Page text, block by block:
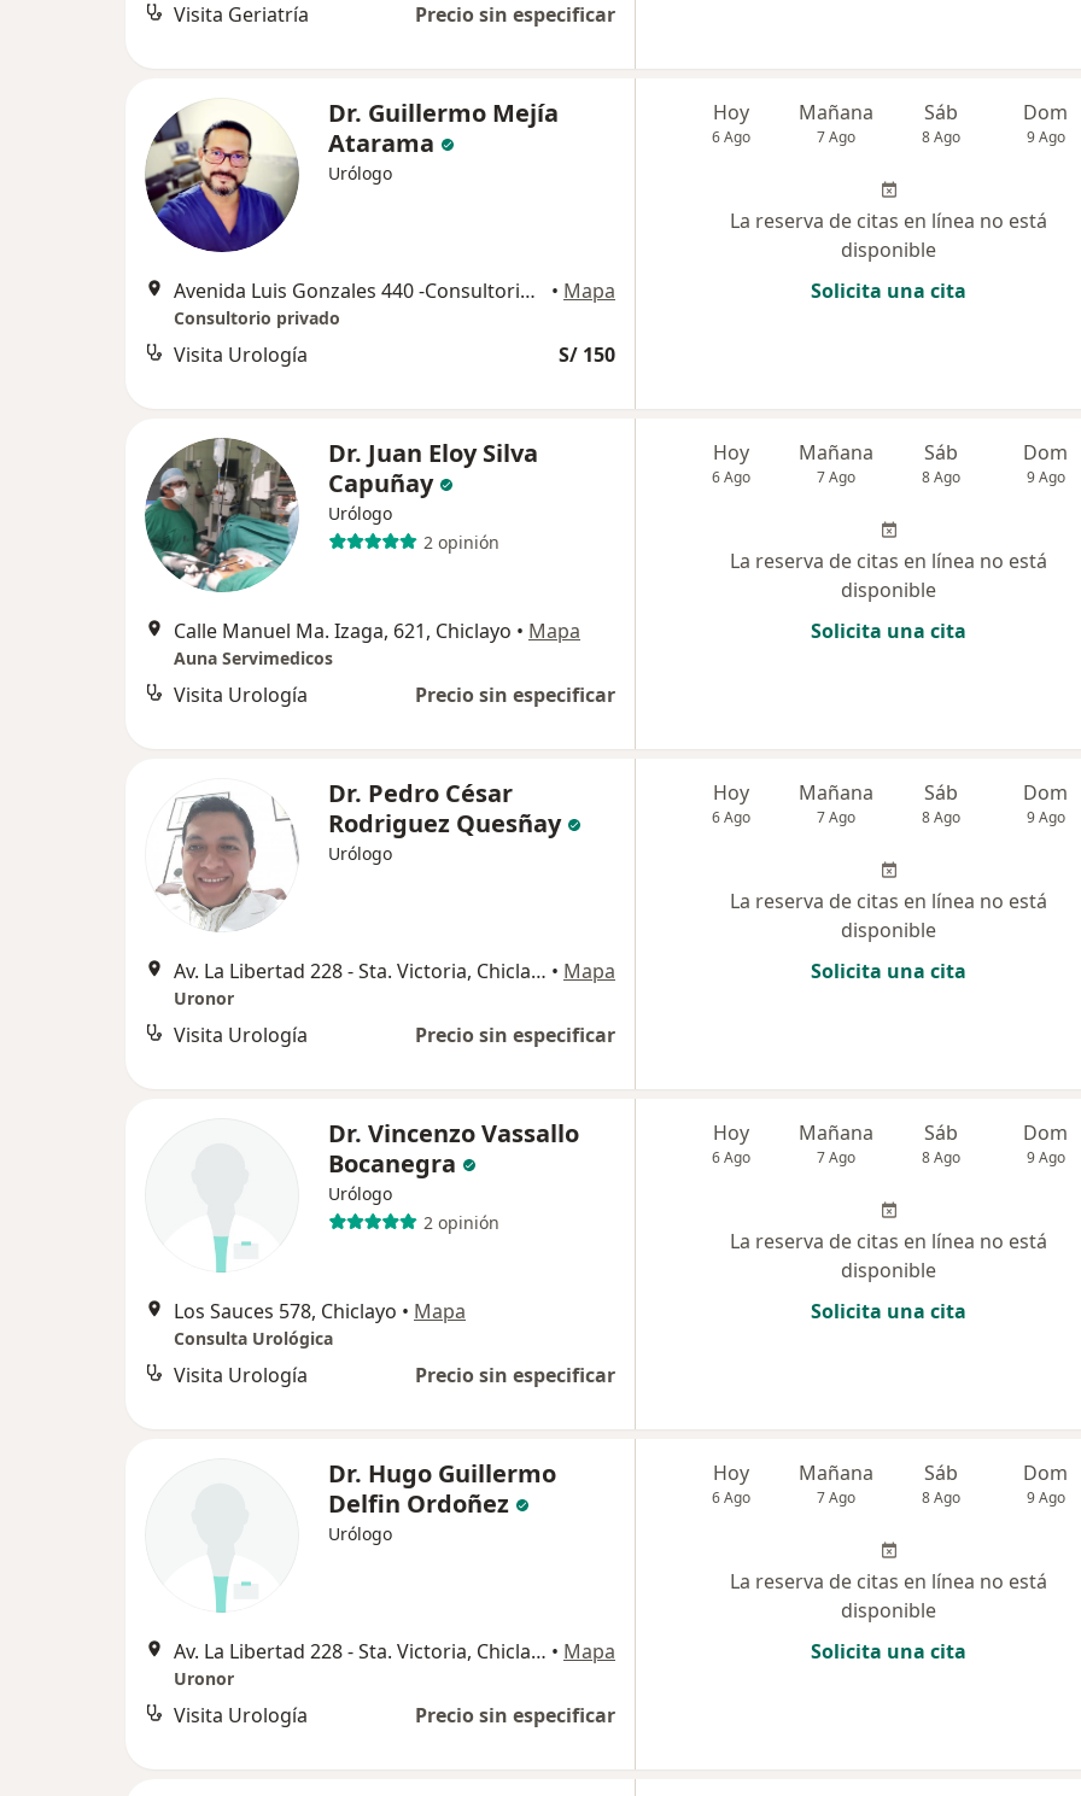
Visita Geriatría Precio sin especificar
Dr. Guillermo Mejía
Atarama
Urólogo
Avenida Luis Gonzales 440 -Consultorio 603, Chiclayo • Mapa
Consultorio privado
Visita Urología S/ 150
Hoy
6 Ago
Mañana
7 Ago
Sáb
8 Ago
Dom
9 Ago
La reserva de citas en línea no está
disponible
Solicita una cita
Dr. Juan Eloy Silva
Capuñay
Urólogo
2 opinión
Calle Manuel Ma. Izaga, 621, Chiclayo • Mapa
Auna Servimedicos
Visita Urología Precio sin especificar
Hoy
6 Ago
Mañana
7 Ago
Sáb
8 Ago
Dom
9 Ago
La reserva de citas en línea no está
disponible
Solicita una cita
Dr. Pedro César
Rodriguez Quesñay
Urólogo
Av. La Libertad 228 - Sta. Victoria, Chiclayo • Mapa
Uronor
Visita Urología Precio sin especificar
Hoy
6 Ago
Mañana
7 Ago
Sáb
8 Ago
Dom
9 Ago
La reserva de citas en línea no está
disponible
Solicita una cita
Dr. Vincenzo Vassallo
Bocanegra
Urólogo
2 opinión
Los Sauces 578, Chiclayo • Mapa
Consulta Urológica
Visita Urología Precio sin especificar
Hoy
6 Ago
Mañana
7 Ago
Sáb
8 Ago
Dom
9 Ago
La reserva de citas en línea no está
disponible
Solicita una cita
Dr. Hugo Guillermo
Delfin Ordoñez
Urólogo
Av. La Libertad 228 - Sta. Victoria, Chiclayo • Mapa
Uronor
Visita Urología Precio sin especificar
Hoy
6 Ago
Mañana
7 Ago
Sáb
8 Ago
Dom
9 Ago
La reserva de citas en línea no está
disponible
Solicita una cita